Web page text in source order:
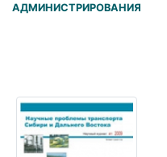
АДМИНИСТРИРОВАНИЯ